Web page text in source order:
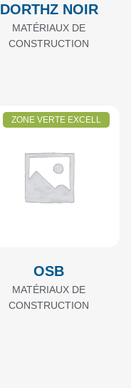
DORTHZ NOIR
MATÉRIAUX DE
CONSTRUCTION
ZONE VERTE EXCELL
OSB
MATÉRIAUX DE
CONSTRUCTION